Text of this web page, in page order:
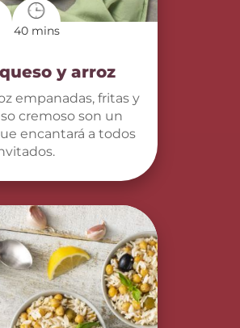
40 mins
y arroz
empanadas, fritas y
cremoso son un
encantará a todos